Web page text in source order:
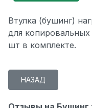
Втулка (бушинг)
для
шт в комплекте.